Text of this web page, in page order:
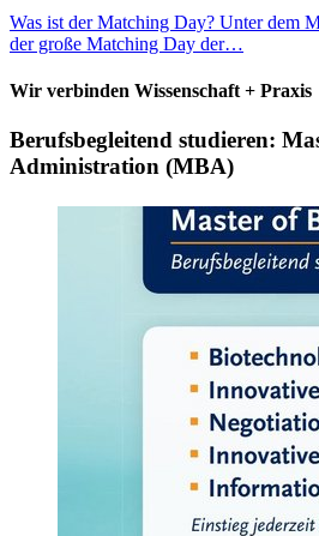
Was ist der Matching Day? Unter dem
der große Matching Day der…
Wir verbinden Wissenschaft + Praxis
Berufsbegleitend studieren:
Administration (MBA)